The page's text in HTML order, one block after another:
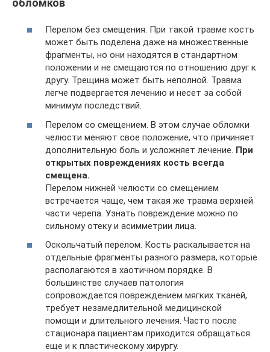
Перелом без смещения. При такой травме кость
может быть поделена даже на множественные
фрагменты, но они находятся в стандартном
положении и не смещаются по отношению друг к
другу. Трещина может быть неполной. Травма
легче подвергается лечению и несет за собой
минимум последствий.
Перелом со смещением. В этом случае обломки
челюсти меняют свое положение, что причиняет
дополнительную боль и усложняет лечение. При
открытых повреждениях кость всегда
смещена.
Перелом нижней челюсти со смещением
встречается чаще, чем такая же травма верхней
части черепа. Узнать повреждение можно по
сильному отеку и асимметрии лица.
Оскольчатый перелом. Кость раскалывается на
отдельные фрагменты разного размера, которые
располагаются в хаотичном порядке. В
большинстве случаев патология
сопровождается повреждением мягких тканей,
требует незамедлительной медицинской
помощи и длительного лечения. Часто после
стационара пациентам приходится обращаться
еще и к пластическому хирургу.